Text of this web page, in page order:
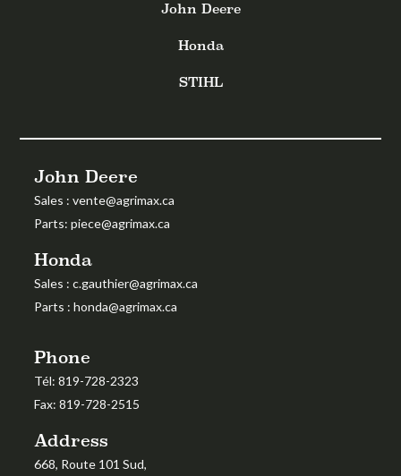
John Deere
Honda
STIHL
John Deere
Sales :vente@agrimax.ca
Parts:piece@agrimax.ca
Honda
Sales : c.gauthier@agrimax.ca
Parts : honda@agrimax.ca
Phone
Tél:819-728-2323
Fax:819-728-2515
Address
668, Route 101 Sud,